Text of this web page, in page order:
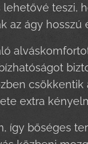
teszi,
az ágy hosszú
extra
így bőséges